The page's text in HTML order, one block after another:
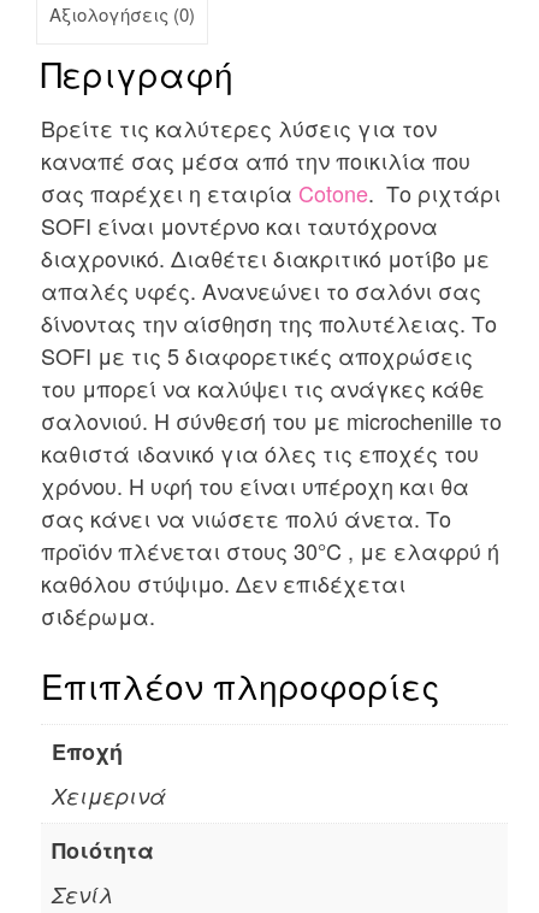
Αξιολογήσεις (0)
Περιγραφή
Βρείτε τις καλύτερες λύσεις για τον
καναπέ σας μέσα από την ποικιλία που
σας παρέχει η εταιρία Cotone. Το ριχτάρι
SOFI είναι μοντέρνο και ταυτόχρονα
διαχρονικό. Διαθέτει διακριτικό μοτίβο με
απαλές υφές. Ανανεώνει το σαλόνι σας
δίνοντας την αίσθηση της πολυτέλειας. Το
SOFI με τις 5 διαφορετικές αποχρώσεις
του μπορεί να καλύψει τις ανάγκες κάθε
σαλονιού. Η σύνθεσή του με microchenille το
καθιστά ιδανικό για όλες τις εποχές του
χρόνου. Η υφή του είναι υπέροχη και θα
σας κάνει να νιώσετε πολύ άνετα. Το
προϊόν πλένεται στους 30°C , με ελαφρύ ή
καθόλου στύψιμο. Δεν επιδέχεται
σιδέρωμα.
Επιπλέον πληροφορίες
Εποχή
Χειμερινά
Ποιότητα
Σενίλ